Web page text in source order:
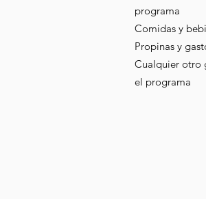
programa
Comidas y
Propinas y
Cualquier otro
el programa